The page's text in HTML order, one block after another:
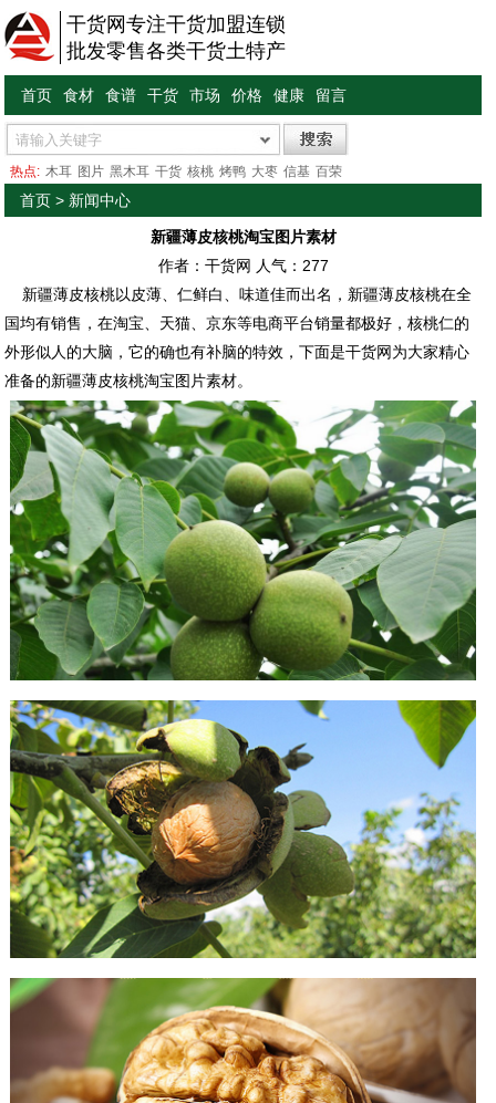
干货网专注干货加盟连锁
批发零售各类干货土特产
首页 食材 食谱 干货 市场 价格 健康 留言
热点: 木耳 图片 黑木耳 干货 核桃 烤鸭 大枣 信基 百荣
首页 > 新闻中心
新疆薄皮核桃淘宝图片素材
作者：干货网 人气： 277
新疆薄皮核桃以皮薄、仁鲜白、味道佳而出名，新疆薄皮核桃在全
国均有销售，在淘宝、天猫、京东等电商平台销量都极好，核桃仁的
外形似人的大脑，它的确也有补脑的特效，下面是干货网为大家精心
准备的新疆薄皮核桃淘宝图片素材。